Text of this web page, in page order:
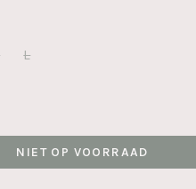
L
NIET OP VOORRAAD